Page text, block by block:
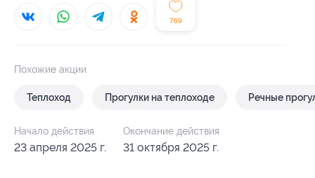
769
Похожие акции
Теплоход Прогулки на теплоходе Речные
Начало действия
23 апреля 2025 г.
Окончание действия
31 октября 2025 г.